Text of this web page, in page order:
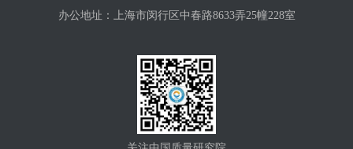
办公地址：上海市闵行区中春路8633弄25幢228室